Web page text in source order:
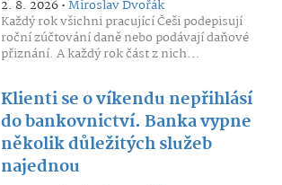
2. 8. 2026 •Miroslav Dvořák
Každý rok všichni pracující Češi podepisují
roční zúčtování daně nebo podávají daňové
přiznání. A každý rok část z nich...
Klienti se o víkendu nepřihlásí
do bankovnictví. Banka vypne
několik důležitých služeb
najednou